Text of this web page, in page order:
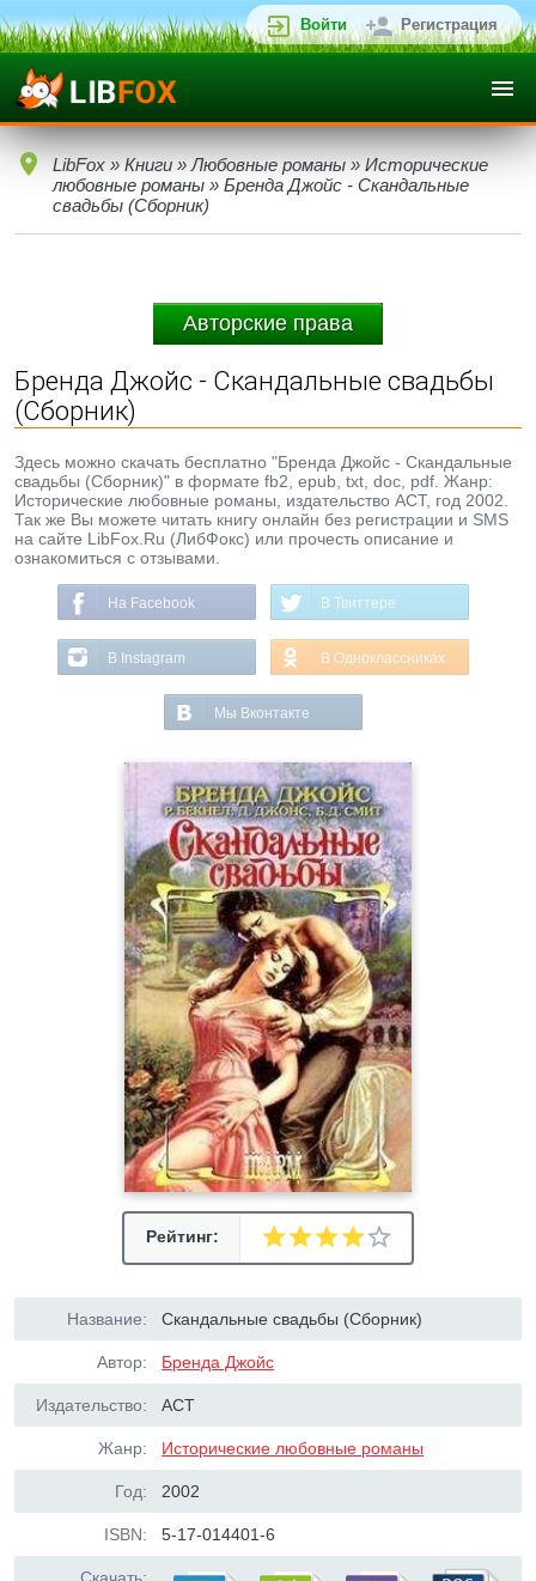
Войти Регистрация
LibFox » Книги » Любовные романы » Исторические
любовные романы » Бренда Джойс - Скандальные
свадьбы (Сборник)
Авторские права
Бренда Джойс - Скандальные свадьбы
(Сборник)
Здесь можно скачать бесплатно "Бренда Джойс - Скандальные
свадьбы (Сборник)" в формате fb2, epub, txt, doc, pdf. Жанр:
Исторические любовные романы, издательство АСТ, год 2002.
Так же Вы можете читать книгу онлайн без регистрации и SMS
на сайте LibFox.Ru (ЛибФокс) или прочесть описание и
ознакомиться с отзывами.
На Facebook В Твиттере
В Instagram В Одноклассниках
Мы Вконтакте
Рейтинг:
Название: Скандальные свадьбы (Сборник)
Автор: Бренда Джойс
Издательство: АСТ
Жанр: Исторические любовные романы
Год: 2002
ISBN: 5-17-014401-6